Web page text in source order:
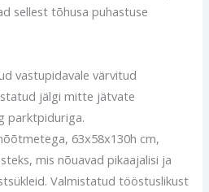
sellest tõhusa puhastuse
vastupidavale värvitud
jälgi mitte jätvate
parktpiduriga.
63x58x130h cm,
mis nõuavad pikaajalisi ja
Valmistatud tööstuslikust